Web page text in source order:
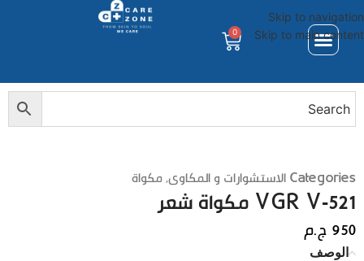
Skip to navigation
Skip to main content
0
Categoriesالاستشوارات و المكاوى,مكواة
VGR V‑521 مكواة شعر
950ج.م
الوصف